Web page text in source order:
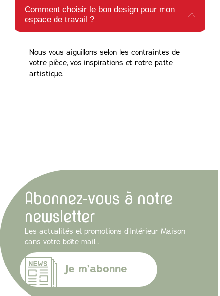
Comment choisir le bon design pour mon
espace de travail ?
Nous vous aiguillons selon les contraintes de
votre pièce, vos inspirations et notre patte
artistique.
Abonnez-vous à notre
newsletter
Les actualités et promotions d’Intérieur Maison
dans votre boîte mail…
Je m’abonne